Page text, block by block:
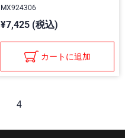
MX924306
¥7,425 (税込)
カートに追加
4